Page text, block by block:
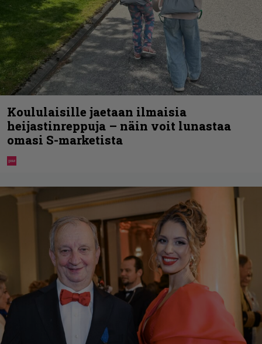
Koululaisille jaetaan ilmaisia
heijastinreppuja – näin voit lunastaa
omasi S-marketista